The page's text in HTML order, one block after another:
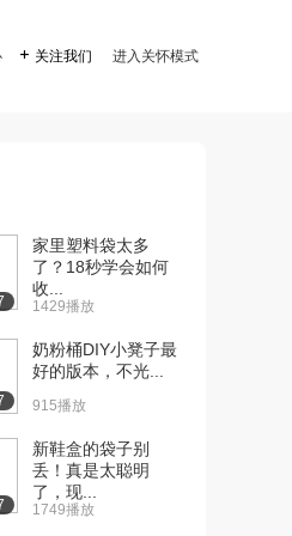
 关注我们 进入关怀模式
家里塑料袋太多
了？18秒学会如何
收...
1429播放
奶粉桶DIY小凳子最
好的版本，不光...
915播放
新鞋盒的袋子别
丢！真是太聪明
了，现...
1749播放